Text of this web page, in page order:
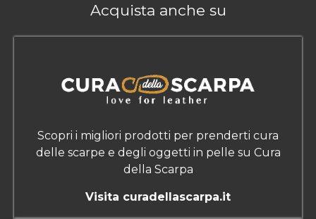
Acquista anche su
Scopri i migliori prodotti per prenderti cura
delle scarpe e degli oggetti in pelle su Cura
della Scarpa
Visita curadellascarpa.it